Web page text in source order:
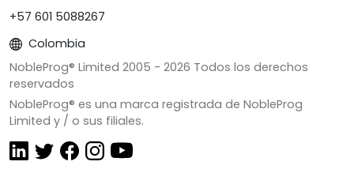
+57 601 5088267
Colombia
NobleProg® Limited 2005 - 2026 Todos los derechos
reservados
NobleProg® es una marca registrada de NobleProg
Limited y / o sus filiales.